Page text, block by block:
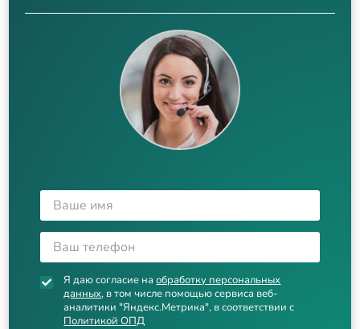
Я даю согласие наобработку персональных
данных, в том числе помощью сервиса веб-
аналитики "Яндекс.Метрика", в соответствии с
Политикой ОПД